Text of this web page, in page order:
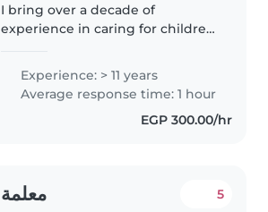
I bring over a decade of
experience in caring for children
babies to school-aged kids. My
background in arts and literature
allows me to nurture creativity..
Experience: > 11 years
Average response time: 1 hour
EGP 300.00/hr
معلمة 5